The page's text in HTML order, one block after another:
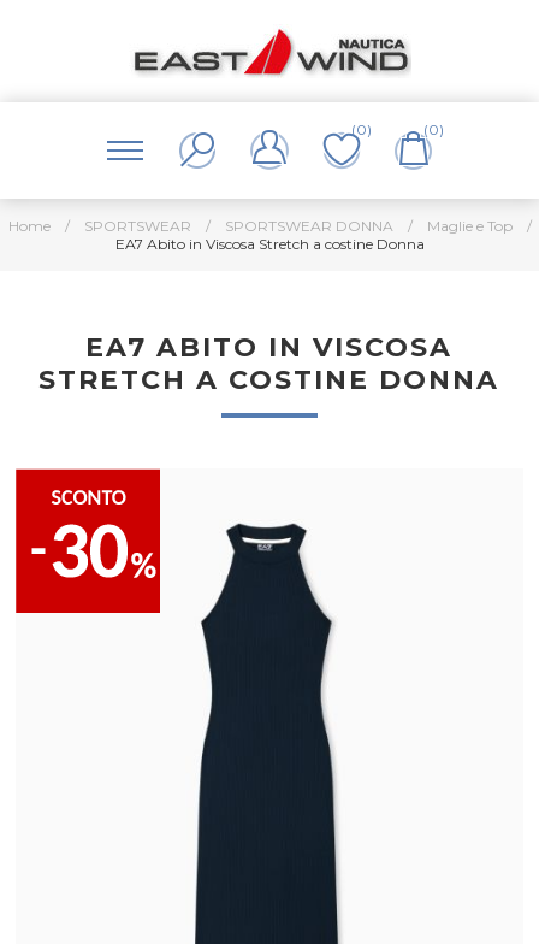
(0) (0)
Home / SPORTSWEAR / SPORTSWEAR DONNA / Maglie e Top
/
EA7 Abito in Viscosa Stretch a costine Donna
EA7 ABITO IN VISCOSA
STRETCH A COSTINE DONNA